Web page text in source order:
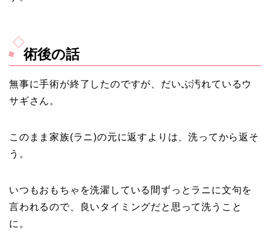
術後の話
無事に手術が終了したのですが、だいぶ汚れているウ
サギさん。
このまま家族(ラニ)の元に返すよりは、洗ってから返そ
う。
いつもおもちゃを洗濯している間ずっとラニに文句を
言われるので、良いタイミングだと思って洗うこと
に。